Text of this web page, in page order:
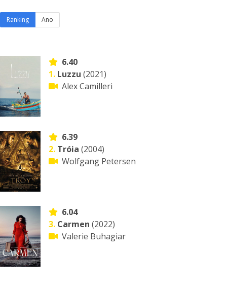
Ranking Ano
6.40
1. Luzzu (2021)
Alex Camilleri
6.39
2. Tróia (2004)
Wolfgang Petersen
6.04
3. Carmen (2022)
Valerie Buhagiar